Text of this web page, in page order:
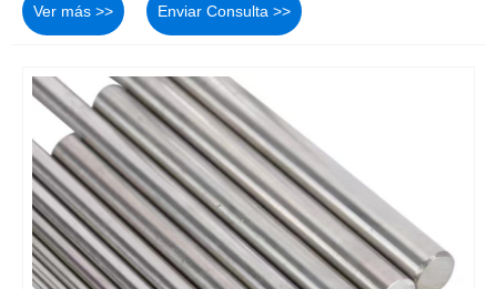
Ver más >> Enviar Consulta >>